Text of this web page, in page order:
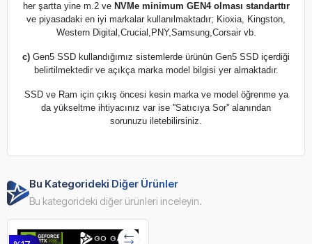
her şartta yine m.2 ve NVMe minimum GEN4 olması standarttır
ve piyasadaki en iyi markalar kullanılmaktadır; Kioxia, Kingston,
Western Digital,Crucial,PNY,Samsung,Corsair vb.
c) Gen5 SSD kullandığımız sistemlerde ürünün Gen5 SSD içerdiği
belirtilmektedir ve açıkça marka model bilgisi yer almaktadır.
SSD ve Ram için çıkış öncesi kesin marka ve model öğrenme ya
da yükseltme ihtiyacınız var ise ''Satıcıya Sor'' alanından
sorunuzu iletebilirsiniz.
Bu Kategorideki Diğer Ürünler
Bu kategorideki diğer ürünleri inceleyin.